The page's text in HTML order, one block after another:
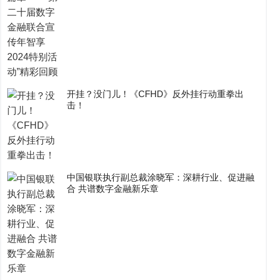
开挂？没门儿！《CFHD》反外挂行动重拳出
击！
中国银联执行副总裁涂晓军：深耕行业、促进融
合 共谱数字金融新乐章